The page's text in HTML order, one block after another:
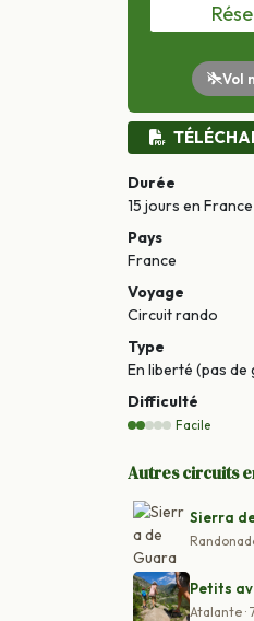
Vol
Durée
15 jours en France
Pays
France
Voyage
Circuit rando
Type
En liberté (pas de
Difficulté
Facile
Autres circuits
Sierra
Atalante ·